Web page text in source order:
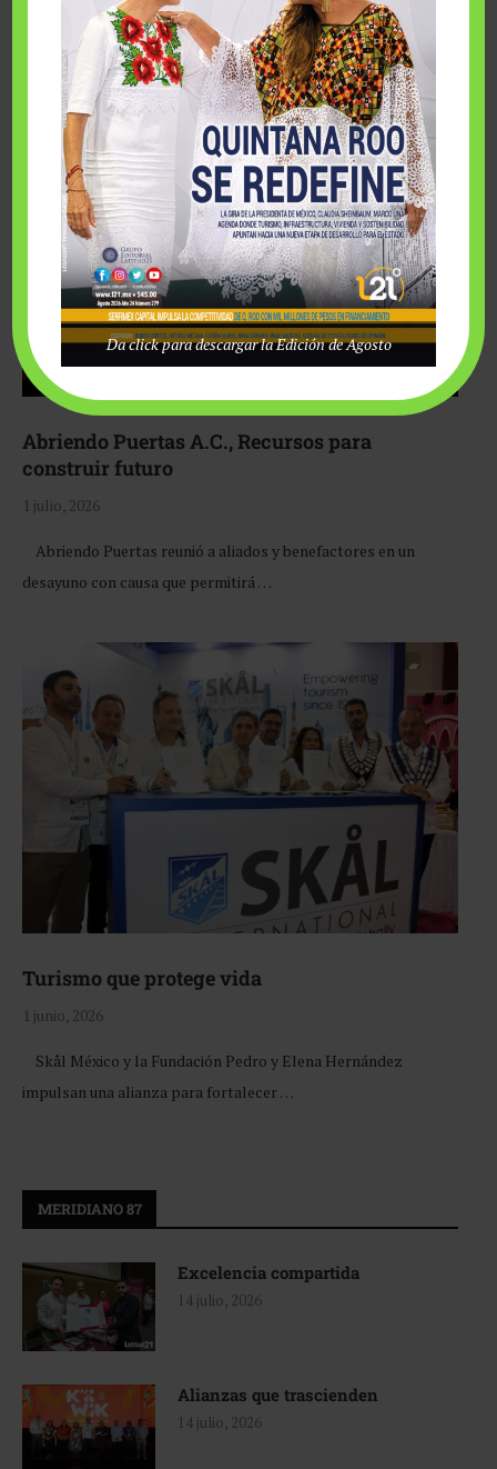
Fairmont Mayakoba y Make-A-Wish México unieron
esfuerzos para hacer realidad el deseo de una …
Abriendo Puertas A.C., Recursos para
construir futuro
1 julio, 2026
Abriendo Puertas reunió a aliados y benefactores en un
desayuno con causa que permitirá …
Turismo que protege vida
1 junio, 2026
Skål México y la Fundación Pedro y Elena Hernández
impulsan una alianza para fortalecer …
MERIDIANO 87
Excelencia compartida
14 julio, 2026
Alianzas que trascienden
14 julio, 2026
Da click para descargar la Edición de Agosto